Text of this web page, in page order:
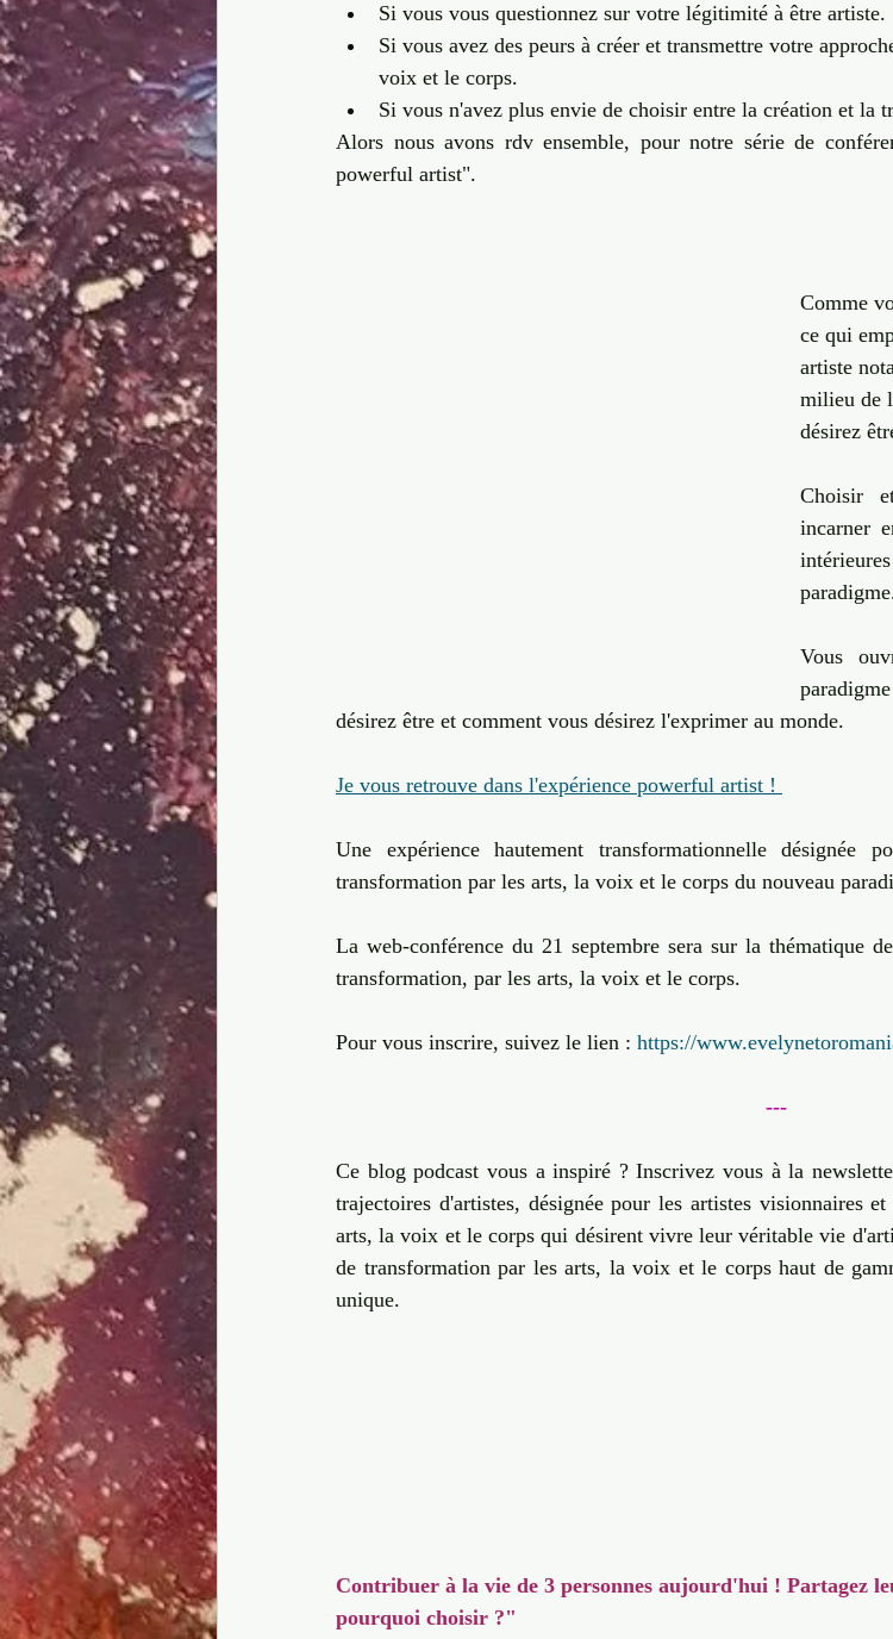
Si vous vous questionnez sur votre légitimité à être artiste.
Si vous avez des peurs à créer et transmettre votre
voix et le corps.
Si vous n'avez plus envie de choisir entre la création et la
Alors nous avons rdv ensemble, pour notre série de
powerful artist".
Comme
ce qui
artiste
milieu de
désirez
Choisir
incarner
Vous
désirez être et comment vous désirez l'exprimer au monde.
Je vous retrouve dans l'expérience powerful artist !
Une expérience hautement transformationnelle
transformation par les arts, la voix et le corps du nouveau
La web-conférence du 21 septembre sera sur la thématique
transformation, par les arts, la voix et le corps.
Pour vous inscrire, suivez le lien : https://
---
Ce blog podcast vous a inspiré ? Inscrivez vous à la
trajectoires d'artistes, désignée pour les artistes visionnaires
arts, la voix et le corps qui désirent vivre leur véritable vie
de transformation par les arts, la voix et le corps haut de
unique.
Contribuer à la vie de 3 personnes aujourd'hui ! Partagez
pourquoi choisir ?"